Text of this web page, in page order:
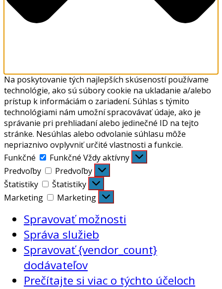
Na poskytovanie tých najlepších skúseností používame
technológie, ako sú súbory cookie na ukladanie a/alebo
prístup k informáciám o zariadení. Súhlas s týmito
technológiami nám umožní spracovávať údaje, ako je
správanie pri prehliadaní alebo jedinečné ID na tejto
stránke. Nesúhlas alebo odvolanie súhlasu môže
nepriaznivo ovplyvniť určité vlastnosti a funkcie.
Funkčné
Funkčné Vždy aktívny
Predvoľby
Predvoľby
Štatistiky
Štatistiky
Marketing
Marketing
Spravovať možnosti
Správa služieb
Spravovať {vendor_count}
dodávateľov
Prečítajte si viac o týchto účeloch